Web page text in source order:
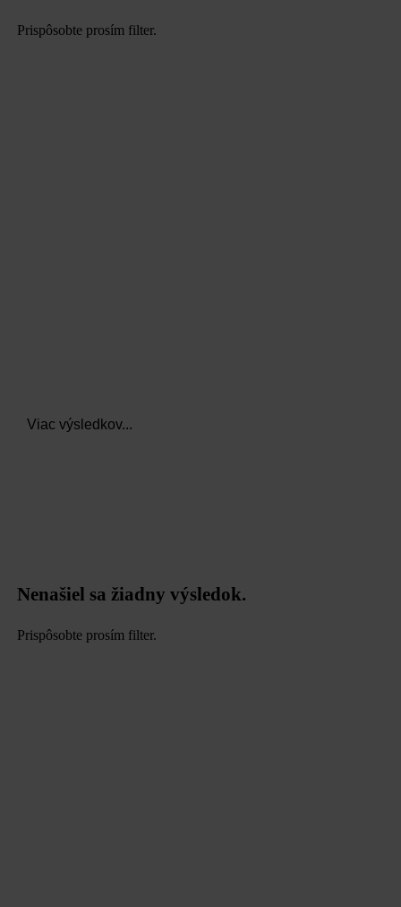
Prispôsobte prosím filter.
Viac výsledkov...
Nenašiel sa žiadny výsledok.
Prispôsobte prosím filter.